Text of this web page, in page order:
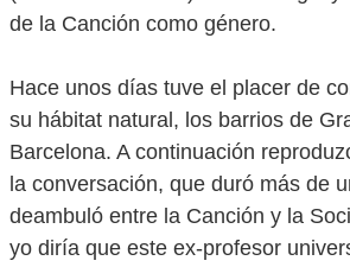
de la Canción como género.
Hace unos días tuve el placer de
su hábitat natural, los barrios de
Barcelona. A continuación
la conversación, que duró más de
deambuló entre la Canción y la
yo diría que este ex-profesor